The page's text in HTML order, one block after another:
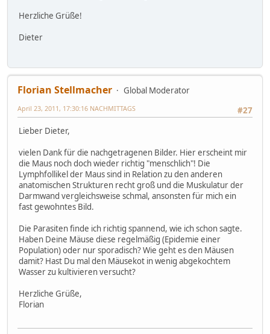
Herzliche Grüße!
Dieter
Florian Stellmacher
Global Moderator
#27
April 23, 2011, 17:30:16 NACHMITTAGS
Lieber Dieter,
vielen Dank für die nachgetragenen Bilder. Hier erscheint mir
die Maus noch doch wieder richtig "menschlich"! Die
Lymphfollikel der Maus sind in Relation zu den anderen
anatomischen Strukturen recht groß und die Muskulatur der
Darmwand vergleichsweise schmal, ansonsten für mich ein
fast gewohntes Bild.
Die Parasiten finde ich richtig spannend, wie ich schon sagte.
Haben Deine Mäuse diese regelmäßig (Epidemie einer
Population) oder nur sporadisch? Wie geht es den Mäusen
damit? Hast Du mal den Mäusekot in wenig abgekochtem
Wasser zu kultivieren versucht?
Herzliche Grüße,
Florian